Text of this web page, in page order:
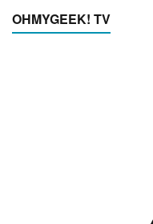
OHMYGEEK! TV